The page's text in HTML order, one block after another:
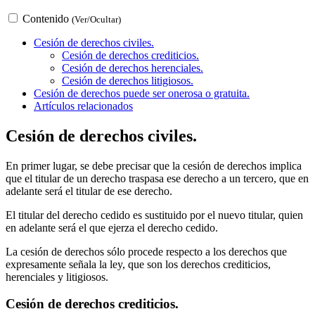
Contenido (Ver/Ocultar)
Cesión de derechos civiles.
Cesión de derechos crediticios.
Cesión de derechos herenciales.
Cesión de derechos litigiosos.
Cesión de derechos puede ser onerosa o gratuita.
Artículos relacionados
Cesión de derechos civiles.
En primer lugar, se debe precisar que la cesión de derechos implica
que el titular de un derecho traspasa ese derecho a un tercero, que en
adelante será el titular de ese derecho.
El titular del derecho cedido es sustituido por el nuevo titular, quien
en adelante será el que ejerza el derecho cedido.
La cesión de derechos sólo procede respecto a los derechos que
expresamente señala la ley, que son los derechos crediticios,
herenciales y litigiosos.
Cesión de derechos crediticios.